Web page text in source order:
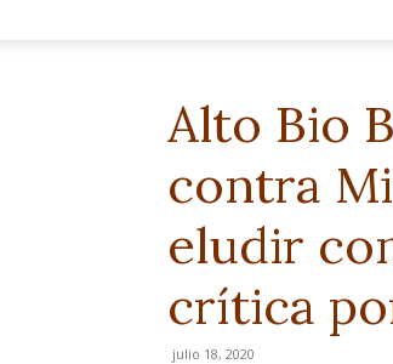
Alto Bio
contra
eludir
crítica
julio 18, 2020